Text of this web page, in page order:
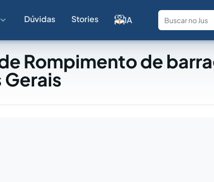
Dúvidas Stories IA
Rompimento de
Gerais